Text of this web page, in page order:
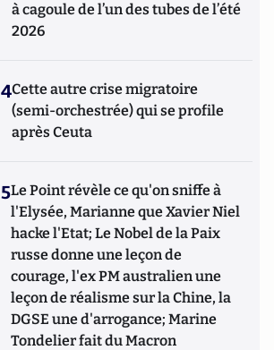
à cagoule de l’un des tubes de l’été
2026
4Cette autre crise migratoire
(semi-orchestrée) qui se profile
après Ceuta
5Le Point révèle ce qu'on sniffe à
l'Elysée, Marianne que Xavier Niel
hacke l'Etat; Le Nobel de la Paix
russe donne une leçon de
courage, l'ex PM australien une
leçon de réalisme sur la Chine, la
DGSE une d'arrogance; Marine
Tondelier fait du Macron